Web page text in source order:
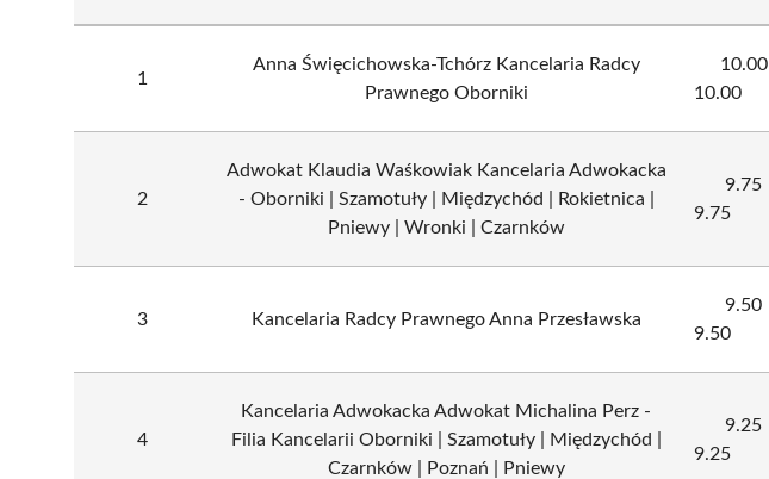
1
Anna Święcichowska-Tchórz Kancelaria Radcy
Prawnego Oborniki
10.00
10.00
2
Adwokat Klaudia Waśkowiak Kancelaria Adwokacka
- Oborniki | Szamotuły | Międzychód | Rokietnica |
Pniewy | Wronki | Czarnków
9.75
9.75
3 Kancelaria Radcy Prawnego Anna Przesławska
9.50
9.50
4
Kancelaria Adwokacka Adwokat Michalina Perz -
Filia Kancelarii Oborniki | Szamotuły | Międzychód |
Czarnków | Poznań | Pniewy
9.25
9.25